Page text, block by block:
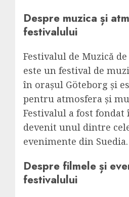
Despre muzica și
festivalului
Festivalul de Muzică
este un festival de
în orașul Göteborg și
pentru atmosfera și
Festivalul a fost fondat
devenit unul dintre
evenimente din Suedia.
Despre filmele și
festivalului